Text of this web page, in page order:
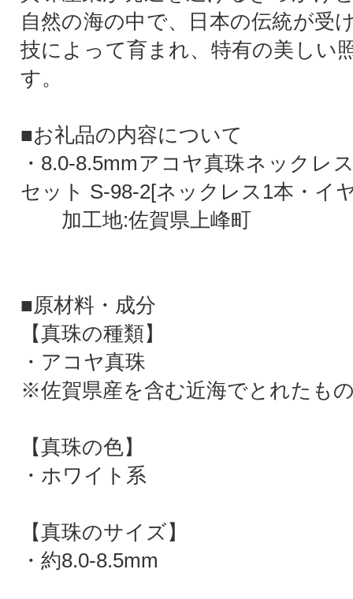
自然の海の中で、日本の伝統が受
技によって育まれ、特有の美しい
す。
■お礼品の内容について
・8.0-8.5mmアコヤ真珠ネックレ
セット S-98-2[ネックレス1本・イ
加工地:佐賀県上峰町
■原材料・成分
【真珠の種類】
・アコヤ真珠
※佐賀県産を含む近海でとれたも
【真珠の色】
・ホワイト系
【真珠のサイズ】
・約8.0-8.5mm